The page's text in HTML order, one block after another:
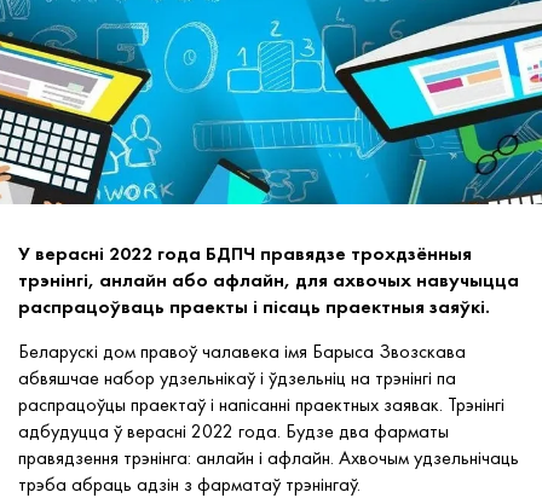
У верасні 2022 года БДПЧ правядзе трохдзённыя
трэнінгі, анлайн або афлайн, для ахвочых навучыцца
распрацоўваць праекты і пісаць праектныя заяўкі.
Беларускі дом правоў чалавека імя Барыса Звозскава
абвяшчае набор удзельнікаў і ўдзельніц на трэнінгі па
распрацоўцы праектаў і напісанні праектных заявак. Трэнінгі
адбудуцца ў верасні 2022 года. Будзе два фарматы
правядзення трэнінга: анлайн і афлайн. Ахвочым удзельнічаць
трэба абраць адзін з фарматаў трэнінгаў.